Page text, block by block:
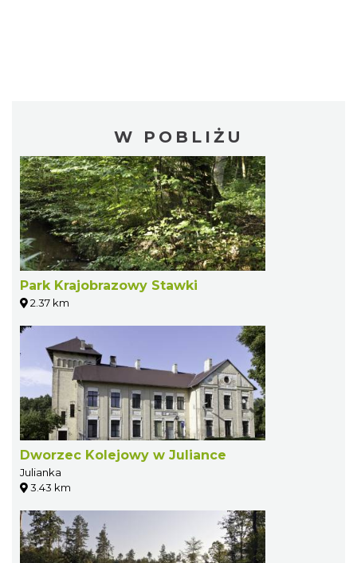
W POBLIŻU
Park Krajobrazowy Stawki
2.37 km
Dworzec Kolejowy w Juliance
Julianka
3.43 km